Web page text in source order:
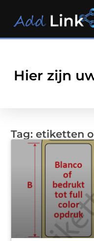
Hier zijn
Tag: etiketten